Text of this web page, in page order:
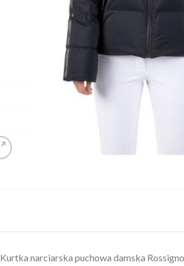
Kurtka narciarska puchowa damska